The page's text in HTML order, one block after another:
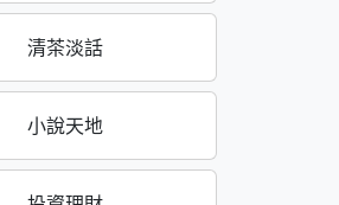
清茶淡話
小說天地